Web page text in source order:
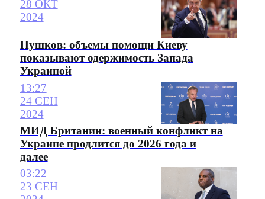
28 ОКТ
2024
Пушков: объемы помощи Киеву
показывают одержимость Запада
Украиной
13:27
24 СЕН
2024
МИД Британии: военный конфликт на
Украине продлится до 2026 года и
далее
03:22
23 СЕН